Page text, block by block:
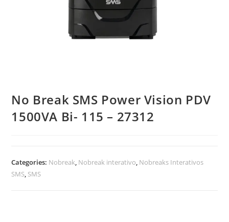
No Break SMS Power Vision PDV
1500VA Bi- 115 – 27312
Categories: Nobreak, Nobreak interativo, Nobreaks Interativos
SMS, SMS